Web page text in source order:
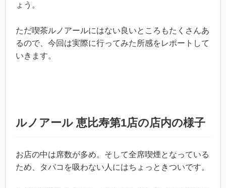
ょう。
ただ喫茶ルノアールにはない良いところもたくさんあ
るので、今回は実際に行ってみた所感をレポートして
いきます。
ルノアール 恵比寿第1店の店内の様子
お店の中は席数が多め。そして全席喫煙となっている
ため、タバコを吸わない人にはちょっときついです。